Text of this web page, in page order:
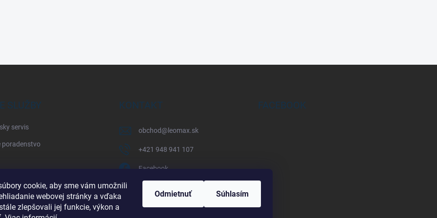
cookie, aby sme vám umožnili
webovej stránky a vďaka
zlepšovali jej funkcie, výkon a
Odmietnuť Súhlasím
SLUŽBY
servis
poradenstvo
KONTAKT
obchod@ leomax.sk
+421 948 941 107
Facebook
+421 948 941 107
FACEBOOK